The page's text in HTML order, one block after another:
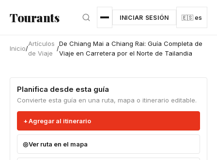
Tourants INICIAR SESIÓN 🇪🇸 es
Inicio/
Artículos
de Viaje
/
De Chiang Mai a Chiang Rai: Guía Completa de
Viaje en Carretera por el Norte de Tailandia
Planifica desde esta guía
Convierte esta guía en una ruta, mapa o itinerario editable.
Agregar al itinerario
Ver ruta en el mapa